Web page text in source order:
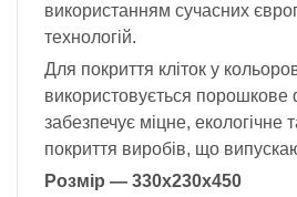
використанням сучасних
технологій.
Для покриття кліток у
використовується
забезпечує міцне, екологічне
покриття виробів, що
Розмір — 330х230х450